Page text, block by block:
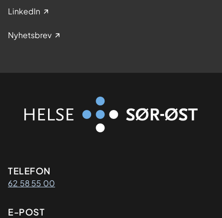
LinkedIn
Nyhetsbrev
Kontaktinformasjon
TELEFON
62 58 55 00
E-POST